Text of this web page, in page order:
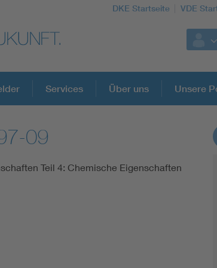
DKE Startseite VDE
Fachinformationen im Kontext der
DIN EN 62305 in der Übersicht
Services Über uns Unsere
09
Teil 4: Chemische Eigenschaften